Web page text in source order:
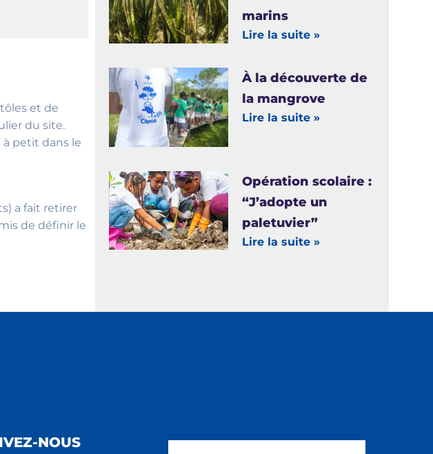
et de
du site.
petit dans le
a fait retirer
de définir le
marins
Lire la suite »
À la découverte de
la mangrove
Lire la suite »
Opération scolaire :
“J’adopte un
paletuvier”
Lire la suite »
NOUS